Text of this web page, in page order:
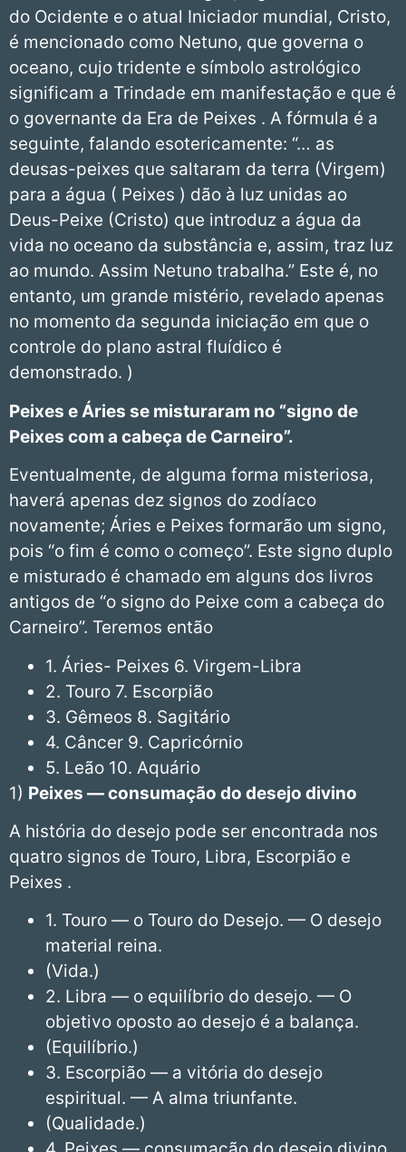
do Ocidente e o atual Iniciador mundial, Cristo,
é mencionado como Netuno, que governa o
oceano, cujo tridente e símbolo astrológico
significam a Trindade em manifestação e que é
o governante da Era de Peixes . A fórmula é a
seguinte, falando esotericamente: “… as
deusas-peixes que saltaram da terra (Virgem)
para a água ( Peixes ) dão à luz unidas ao
Deus-Peixe (Cristo) que introduz a água da
vida no oceano da substância e, assim, traz luz
ao mundo. Assim Netuno trabalha.” Este é, no
entanto, um grande mistério, revelado apenas
no momento da segunda iniciação em que o
controle do plano astral fluídico é
demonstrado. )
Peixes e Áries se misturaram no “signo de
Peixes com a cabeça de Carneiro”.
Eventualmente, de alguma forma misteriosa,
haverá apenas dez signos do zodíaco
novamente; Áries e Peixes formarão um signo,
pois “o fim é como o começo”. Este signo duplo
e misturado é chamado em alguns dos livros
antigos de “o signo do Peixe com a cabeça do
Carneiro”. Teremos então
1. Áries- Peixes 6. Virgem-Libra
2. Touro 7. Escorpião
3. Gêmeos 8. Sagitário
4. Câncer 9. Capricórnio
5. Leão 10. Aquário
1) Peixes — consumação do desejo divino
A história do desejo pode ser encontrada nos
quatro signos de Touro, Libra, Escorpião e
Peixes .
1. Touro — o Touro do Desejo. — O desejo
material reina.
(Vida.)
2. Libra — o equilíbrio do desejo. — O
objetivo oposto ao desejo é a balança.
(Equilíbrio.)
3. Escorpião — a vitória do desejo
espiritual. — A alma triunfante.
(Qualidade.)